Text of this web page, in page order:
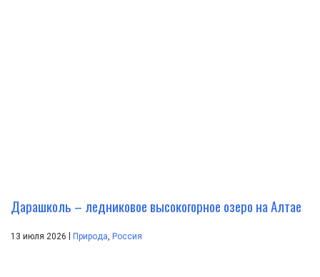
Дарашколь – ледниковое высокогорное озеро на Алтае
13 июля 2026 | Природа, Россия